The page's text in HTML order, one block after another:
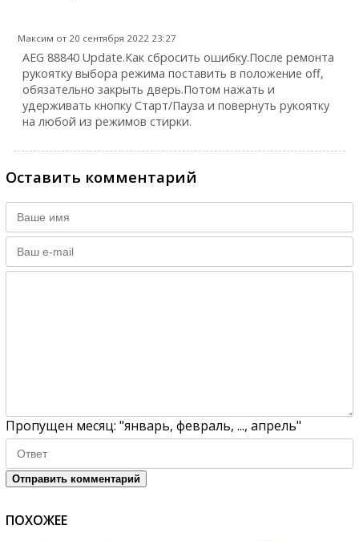
Максим от 20 сентября 2022 23:27
AEG 88840 Update. ​Как сбросить ошибку. ​После ремонта
рукоятку выбора режима поставить в положение off,
обязательно закрыть дверь. ​Потом нажать и
удерживать кнопку Старт/Пауза и повернуть рукоятку
на любой из режимов стирки.
Оставить комментарий
Пропущен месяц: "январь, февраль, ..., апрель"
Отправить комментарий
ПОХОЖЕЕ